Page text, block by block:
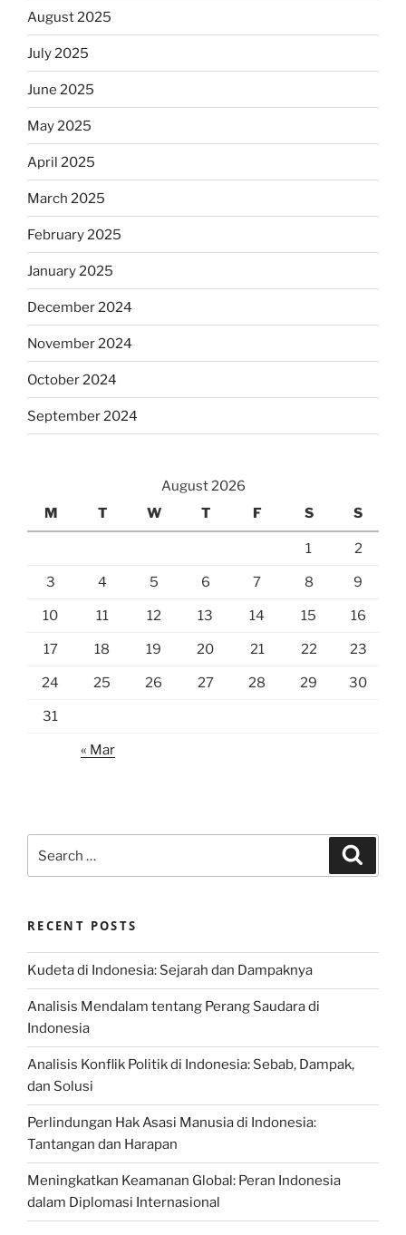
August 2025
July 2025
June 2025
May 2025
April 2025
March 2025
February 2025
January 2025
December 2024
November 2024
October 2024
September 2024
August 2026
M
T W T F S S
1 2
3 4 5 6 7 8 9
10 11 12 13 14 15 16
17 18 19 20 21 22 23
24 25 26 27 28 29 30
31
« Mar
for:
RECENT POSTS
Kudeta di Indonesia: Sejarah dan Dampaknya
Analisis Mendalam tentang Perang Saudara di
Indonesia
Analisis Konflik Politik di Indonesia: Sebab, Dampak,
dan Solusi
Perlindungan Hak Asasi Manusia di Indonesia:
Tantangan dan Harapan
Meningkatkan Keamanan Global: Peran Indonesia
dalam Diplomasi Internasional